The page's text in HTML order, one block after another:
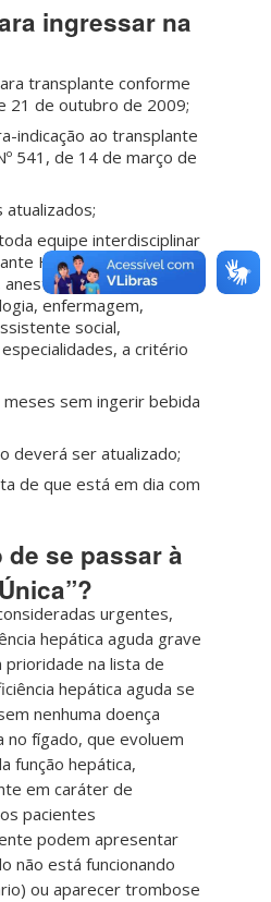
ingressar na
transplante conforme
21 de outubro de 2009;
indicação ao transplante
541, de 14 de março de
atualizados;
equipe interdisciplinar
Hepático
cardiologia,
enfermagem,
social,
a critério
sem ingerir bebida
deverá ser atualizado;
de que está em dia com
se passar à
urgentes,
hepática aguda grave
na lista de
hepática aguda se
nenhuma doença
fígado, que evoluem
função hepática,
em caráter de
pacientes
podem apresentar
não está funcionando
ou aparecer trombose